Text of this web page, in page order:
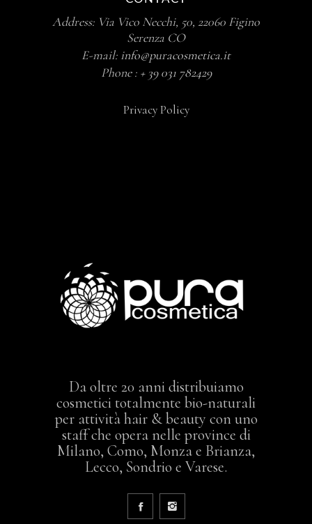
Address: Via Vico Necchi, 50, 22060 Figino
Serenza CO
E-mail: info@puracosmetica.it
Phone : + 39031 782429
Privacy Policy
Da oltre 20 anni distribuiamo
cosmetici totalmente bio-naturali
per attività hair & beauty con uno
staff che opera nelle province di
Milano, Como, Monza e Brianza,
Lecco, Sondrio e Varese.